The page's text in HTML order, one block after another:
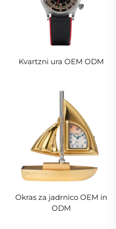
Kvartzni ura OEM ODM
Okras za jadrnico OEM in
ODM